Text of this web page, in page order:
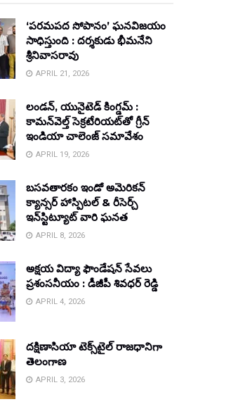
‘పరమపద సోపానం’ ఘనవిజయం
సాధిస్తుంది : దర్శకుడు భీమనేని
శ్రీనివాసరావు
APRIL 21, 2026
లండన్, యునైటెడ్ కింగ్డమ్ :
కామన్‌వెల్త్ సెక్రటేరియట్‌తో గ్రీన్
ఇండియా చాలెంజ్ సమావేశం
APRIL 19, 2026
బసవతారకం ఇండో అమెరికన్
క్యాన్సర్ హాస్పిటల్ & రీసెర్చ్
ఇన్‌స్టిట్యూట్ వారి ఘనత
APRIL 8, 2026
అక్షయ విద్యా ఫౌండేషన్ సేవలు
ప్రశంసనీయం : డీజీపీ శివధర్ రెడ్డి
APRIL 4, 2026
దక్షిణాసియా టెక్స్‌టైల్ రాజధానిగా
తెలంగాణ
APRIL 3, 2026